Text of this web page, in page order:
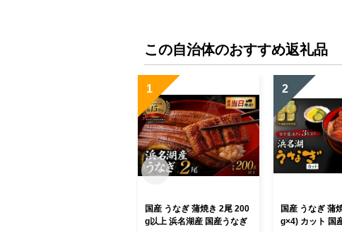
この自治体のおすすめ返礼品
1
国産 うなぎ 蒲焼き 2尾 200
g以上 浜名湖産 国産うなぎ
2
国産 うなぎ 蒲
g×4) カット 国